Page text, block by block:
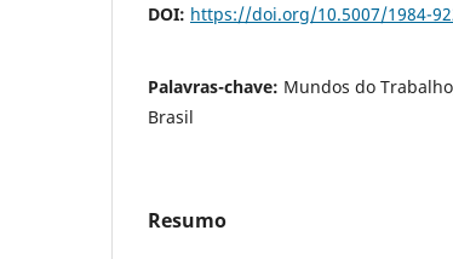
DOI: https://doi.org/10.5007/1984-
Palavras-chave: Mundos do
Brasil
Resumo